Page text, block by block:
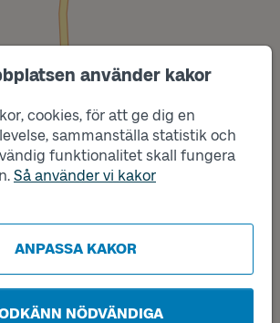
använder kakor
cookies, för att ge dig en
sammanställa statistik och
funktionalitet skall fungera
Så använder vi kakor
ANPASSA KAKOR
NÖDVÄNDIGA
Läge
A